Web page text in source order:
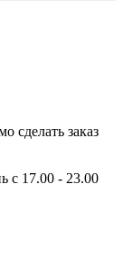
сделать заказ
с 17.00 - 23.00